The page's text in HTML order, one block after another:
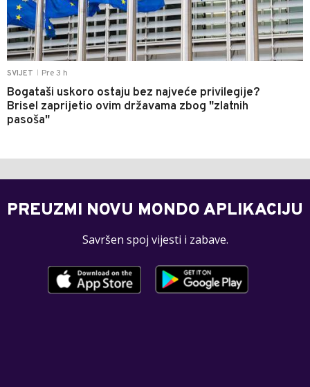
SVIJET Pre 3 h
Bogataši uskoro ostaju bez najveće privilegije?
Brisel zaprijetio ovim državama zbog "zlatnih
pasoša"
PREUZMI NOVU MONDO APLIKACIJU
Savršen spoj vijesti i zabave.